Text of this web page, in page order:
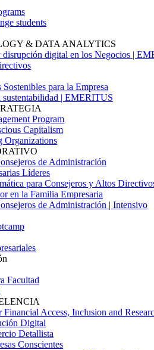
students
& DATA ANALYTICS
digital en los Negocios |
para la Empresa
sustentabilidad | EMERITUS
Program
Capitalism
Organizations
de Administración
Líderes
para Consejeros y Altos
en la Familia Empresaria
de Administración | Intensivo
Facultad
Access, Inclusion and
Digital
Detallista
Conscientes